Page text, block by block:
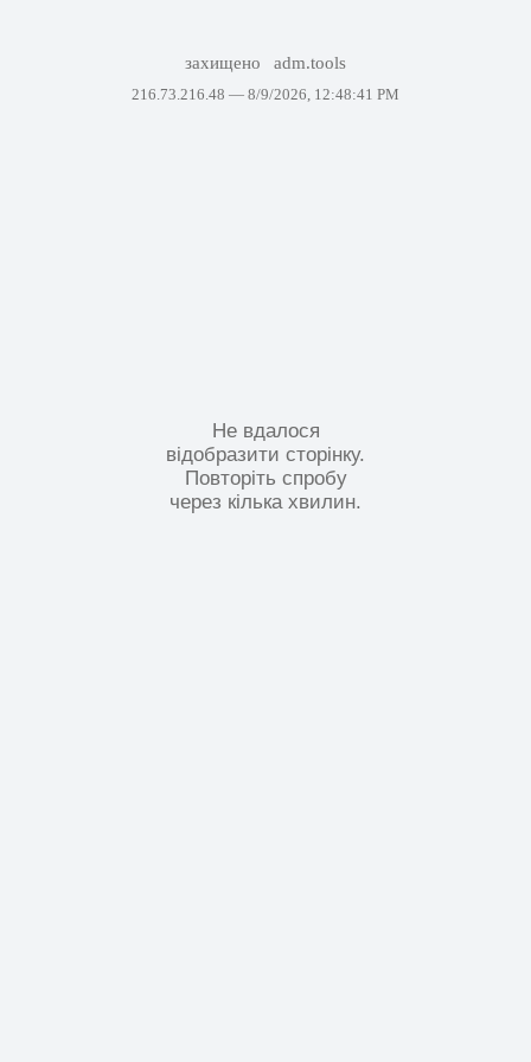
захищено adm.tools
216.73.216.48 — 8/9/2026, 12:48:41 PM
Не вдалося
відобразити сторінку.
Повторіть спробу
через кілька хвилин.